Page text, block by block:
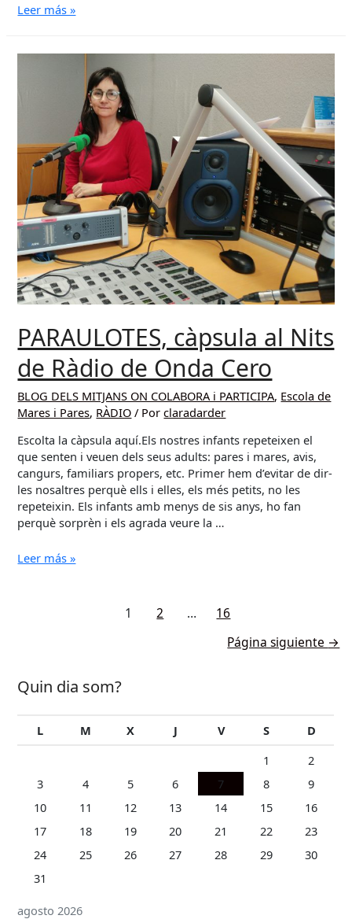
ELVIRA
MAITE
SIST
VIAPLANA:
“Seguim
sent
pacients,
per
no
sé
pacient”.
Leer más »
PARAULOTES, càpsula al Nits
de Ràdio de Onda Cero
BLOG DELS MITJANS ON COLABORA i PARTICIPA, Escola de
Mares i Pares, RÀDIO / Porclaradarder
Escolta la càpsula aquí.Els nostres infants repeteixen el
que senten i veuen dels seus adults: pares i mares, avis,
cangurs, familiars propers, etc. Primer hem d’evitar de dir-
les nosaltres perquè ells i elles, els més petits, no les
repeteixin. Els infants amb menys de sis anys, ho fan
perquè sorprèn i els agrada veure la …
PARAULOTES,
Cero
Leer más »
1 2 …
16
Página siguiente →
Quin dia som?
agosto 2026
L M X J V S
D
1
2
3
4 5 6 7 8
9
10
11 12 13 14 15
16
17
18 19 20 21 22
23
24
25 26 27 28 29
30
31